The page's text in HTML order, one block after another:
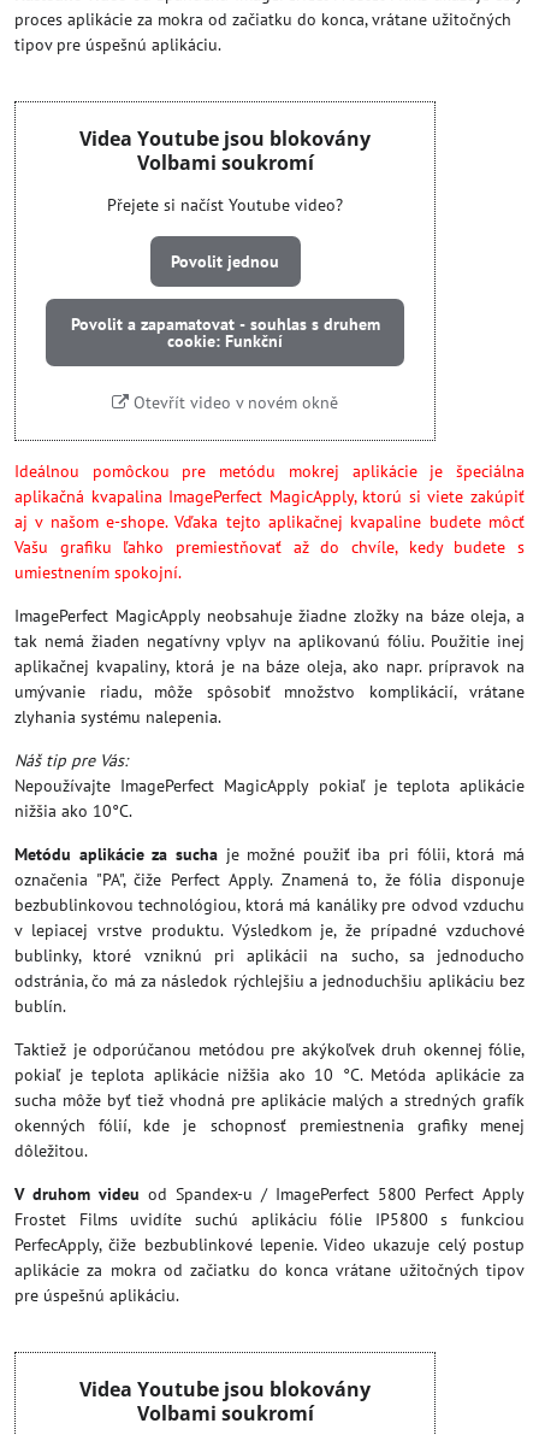
proces aplikácie za mokra od začiatku do konca, vrátane užitočných
tipov pre úspešnú aplikáciu.
Videa Youtube jsou blokovány
Volbami soukromí
Přejete si načíst Youtube video?
Povolit jednou
Povolit a zapamatovat - souhlas s druhem
cookie: Funkční
Otevřít video v novém okně
Ideálnou pomôckou pre metódu mokrej aplikácie je špeciálna
aplikačná kvapalina ImagePerfect MagicApply, ktorú si viete zakúpiť
aj v našom e-shope. Vďaka tejto aplikačnej kvapaline budete môcť
Vašu grafiku ľahko premiestňovať až do chvíle, kedy budete s
umiestnením spokojní.
ImagePerfect MagicApply neobsahuje žiadne zložky na báze oleja, a
tak nemá žiaden negatívny vplyv na aplikovanú fóliu. Použitie inej
aplikačnej kvapaliny, ktorá je na báze oleja, ako napr. prípravok na
umývanie riadu, môže spôsobiť množstvo komplikácií, vrátane
zlyhania systému nalepenia.
Náš tip pre Vás:
Nepoužívajte ImagePerfect MagicApply pokiaľ je teplota aplikácie
nižšia ako 10°C.
Metódu aplikácie za suchaje možné použiť iba pri fólii, ktorá má
označenia "PA", čiže Perfect Apply. Znamená to, že fólia disponuje
bezbublinkovou technológiou, ktorá má kanáliky pre odvod vzduchu
v lepiacej vrstve produktu. Výsledkom je, že prípadné vzduchové
bublinky, ktoré vzniknú pri aplikácii na sucho, sa jednoducho
odstránia, čo má za následok rýchlejšiu a jednoduchšiu aplikáciu bez
bublín.
Taktiež je odporúčanou metódou pre akýkoľvek druh okennej fólie,
pokiaľ je teplota aplikácie nižšia ako 10 °C. Metóda aplikácie za
sucha môže byť tiež vhodná pre aplikácie malých a stredných grafík
okenných fólií, kde je schopnosť premiestnenia grafiky menej
dôležitou.
V druhom videu od Spandex-u / ImagePerfect 5800 Perfect Apply
Frostet Films uvidíte suchú aplikáciu fólie IP5800 s funkciou
PerfecApply, čiže bezbublinkové lepenie. Video ukazuje celý postup
aplikácie za mokra od začiatku do konca vrátane užitočných tipov
pre úspešnú aplikáciu.
Videa Youtube jsou blokovány
Volbami soukromí